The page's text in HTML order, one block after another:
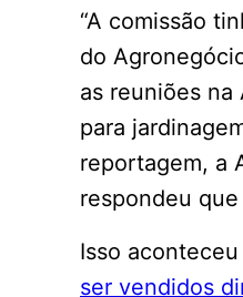
“A comissão
do
as reuniões na
para
reportagem, a
respondeu
Isso
ser vendidos